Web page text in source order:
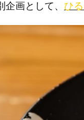
企画として、 ひ